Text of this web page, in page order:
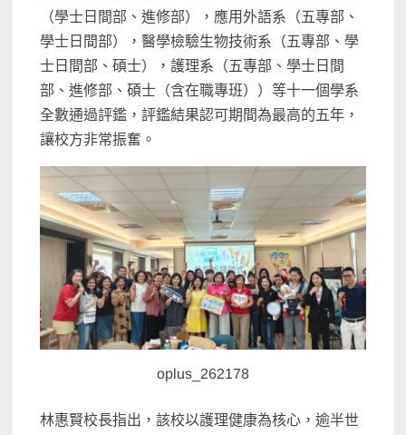
（學士日間部、進修部），應用外語系（五專部、
學士日間部），醫學檢驗生物技術系（五專部、學
士日間部、碩士），護理系（五專部、學士日間
部、進修部、碩士（含在職專班））等十一個學系
全數通過評鑑，評鑑結果認可期間為最高的五年，
讓校方非常振奮。
oplus_262178
林惠賢校長指出，該校以護理健康為核心，逾半世